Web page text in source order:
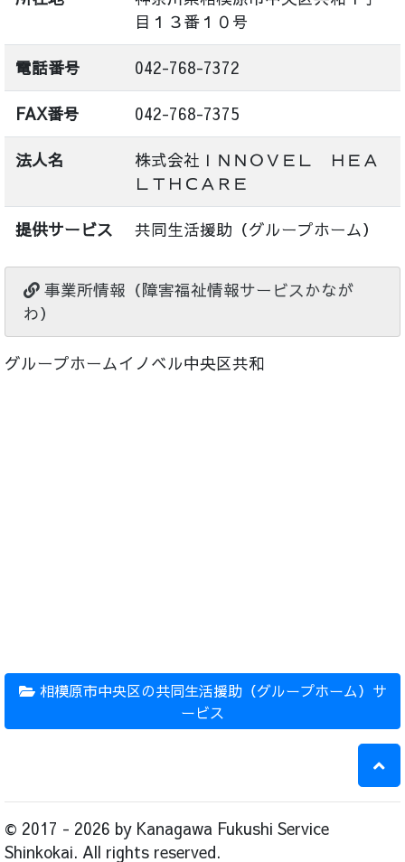
目１３番１０号
電話番号 042-768-7372
FAX番号 042-768-7375
法人名
株式会社ＩＮＮＯＶＥＬ ＨＥＡ
ＬＴＨＣＡＲＥ
提供サービス 共同生活援助（グループホーム）
事業所情報（障害福祉情報サービスかなが
わ）
グループホームイノベル中央区共和
相模原市中央区の共同生活援助（グループホーム）サ
ービス
© 2017 - 2026 by Kanagawa Fukushi Service
Shinkokai. All rights reserved.